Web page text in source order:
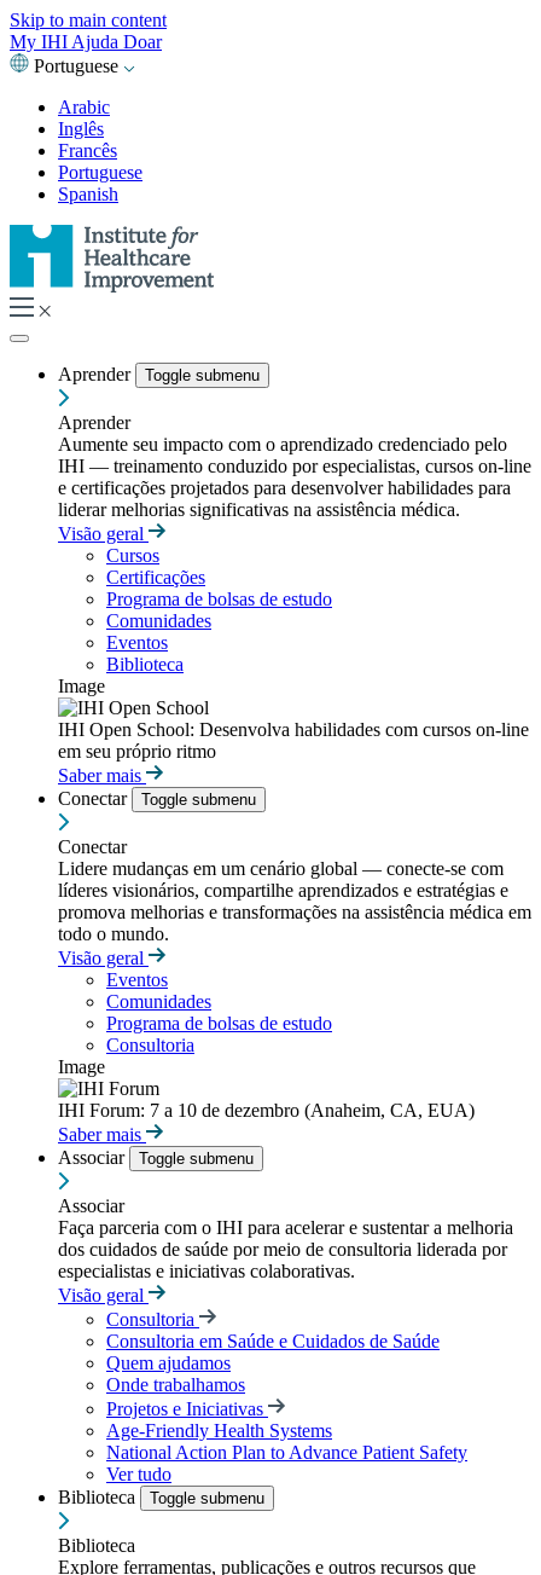
Skip to main content
My IHI Ajuda Doar
Portuguese
Arabic
Inglês
Francês
Portuguese
Spanish
Aprender Toggle submenu
Aprender
Aumente seu impacto com o aprendizado credenciado pelo
IHI — treinamento conduzido por especialistas, cursos on-line
e certificações projetados para desenvolver habilidades para
liderar melhorias significativas na assistência médica.
Visão geral
Cursos
Certificações
Programa de bolsas de estudo
Comunidades
Eventos
Biblioteca
Image
IHI Open School: Desenvolva habilidades com cursos on-line
em seu próprio ritmo
Saber mais
Conectar
Toggle submenu
Conectar
Lidere mudanças em um cenário global — conecte-se com
líderes visionários, compartilhe aprendizados e estratégias e
promova melhorias e transformações na assistência médica em
todo o mundo.
Visão geral
Eventos
Comunidades
Programa de bolsas de estudo
Consultoria
Image
IHI Forum: 7 a 10 de dezembro (Anaheim, CA, EUA)
Saber mais
Associar
Toggle submenu
Associar
Faça parceria com o IHI para acelerar e sustentar a melhoria
dos cuidados de saúde por meio de consultoria liderada por
especialistas e iniciativas colaborativas.
Visão geral
Consultoria
Consultoria em Saúde e Cuidados de Saúde
Quem ajudamos
Onde trabalhamos
Projetos e Iniciativas
Age-Friendly Health Systems
National Action Plan to Advance Patient Safety
Ver tudo
Biblioteca
Toggle submenu
Biblioteca
Explore ferramentas, publicações e outros recursos que